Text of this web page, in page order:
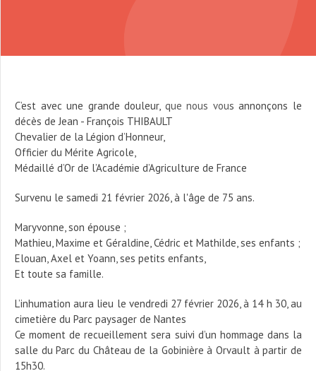
C’est avec une grande douleur, que nous vous annonçons le
décès de Jean - François THIBAULT
Chevalier de la Légion d’Honneur,
Officier du Mérite Agricole,
Médaillé d’Or de l’Académie d’Agriculture de France
Survenu le samedi 21 février 2026, à l'âge de 75 ans.
Maryvonne, son épouse ;
Mathieu, Maxime et Géraldine, Cédric et Mathilde, ses enfants ;
Elouan, Axel et Yoann, ses petits enfants,
Et toute sa famille.
L’inhumation aura lieu le vendredi 27 février 2026, à 14 h 30, au
cimetière du Parc paysager de Nantes
Ce moment de recueillement sera suivi d’un hommage dans la
salle du Parc du Château de la Gobinière à Orvault à partir de
15h30.